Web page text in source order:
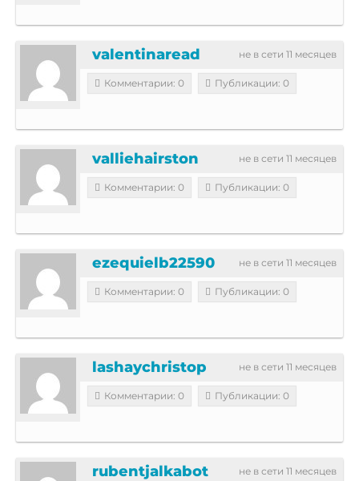
не в сети 11 месяцев
valentinaread
Комментарии: 0 Публикации: 0
не в сети 11 месяцев
valliehairston
Комментарии: 0 Публикации: 0
не в сети 11 месяцев
ezequielb22590
Комментарии: 0 Публикации: 0
не в сети 11 месяцев
lashaychristop
Комментарии: 0 Публикации: 0
не в сети 11 месяцев
rubentjalkabot